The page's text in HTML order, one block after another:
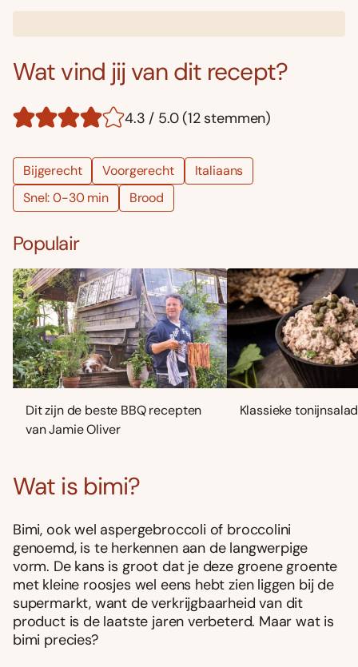
Wat vind jij van dit recept?
4.3 / 5.0 (12 stemmen)
Bijgerecht Voorgerecht
Italiaans
Snel: 0-30 min
Brood
Populair
Dit zijn de beste BBQ recepten
van Jamie Oliver
Klassieke
Wat is bimi?
Bimi, ook wel aspergebroccoli of broccolini
genoemd, is te herkennen aan de langwerpige
vorm. De kans is groot dat je deze groene groente
met kleine roosjes wel eens hebt zien liggen bij de
supermarkt, want de verkrijgbaarheid van dit
product is de laatste jaren verbeterd. Maar wat is
bimi precies?